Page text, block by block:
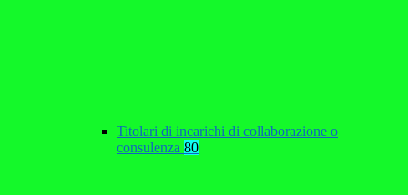
Titolari di incarichi di collaborazione o
consulenza 80